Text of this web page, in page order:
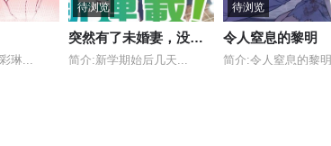
琳...
待浏览
突然有了未婚妻，没想到对方竟是闻名全校的“反派千金”，这该如何是好？
简介:新学期始后几天...
待浏览
令人窒息的黎明
简介:令人窒息的黎明